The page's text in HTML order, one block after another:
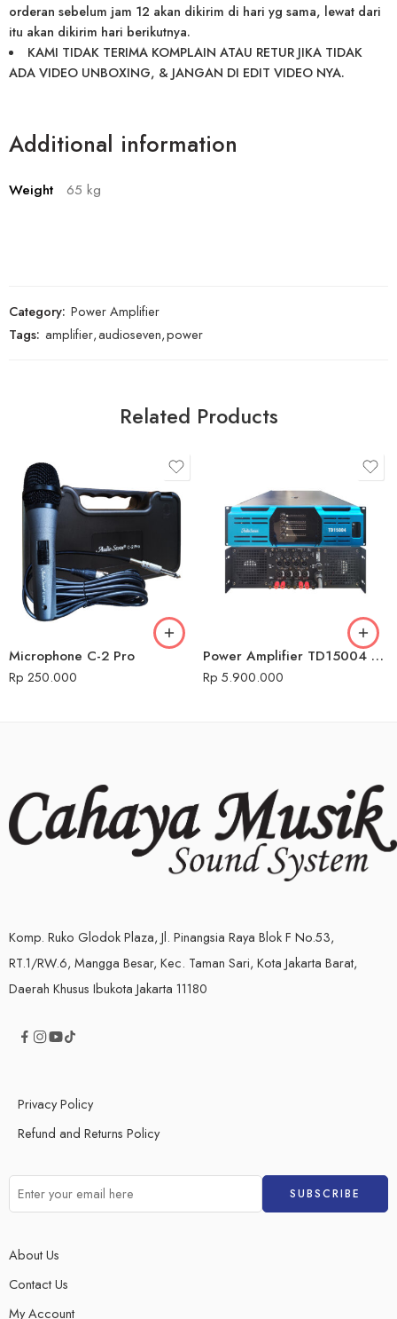
orderan sebelum jam 12 akan dikirim di hari yg sama, lewat dari
itu akan dikirim hari berikutnya.
KAMI TIDAK TERIMA KOMPLAIN ATAU RETUR JIKA TIDAK
ADA VIDEO UNBOXING, & JANGAN DI EDIT VIDEO NYA.
Additional information
Weight 65 kg
Category: Power Amplifier
Tags: amplifier,audioseven,power
Related Products
Microphone C-2 Pro
Rp 250.000
Power Amplifier TD15004 Biru 4 Channel Audio Seven
Rp 5.900.000
Komp. Ruko Glodok Plaza, Jl. Pinangsia Raya Blok F No.53,
RT.1/RW.6, Mangga Besar, Kec. Taman Sari, Kota Jakarta Barat,
Daerah Khusus Ibukota Jakarta 11180
Privacy Policy
Refund and Returns Policy
About Us
Contact Us
My Account